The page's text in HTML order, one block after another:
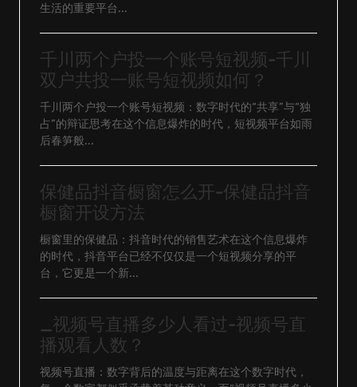
生活的重要平台...
千川两个户投一个账号短视频-千川
双户共投一账号短视频如何？
千川两个户投一个账号短视频：数字时代的“共享”与“独
占”的辩证思考在这个信息爆炸的时代，短视频平台如雨
后春笋般...
保健品抖音橱窗怎么开-保健品抖音
橱窗开设方法
橱窗里的保健品：抖音时代的销售艺术在这个信息爆炸
的时代，抖音平台已经不仅仅是一个短视频分享的平
台，它更是一个新...
_视频号直播多少人看过-视频号直
播观看人数？
视频号直播：数字背后的温度与距离在这个数字时代，